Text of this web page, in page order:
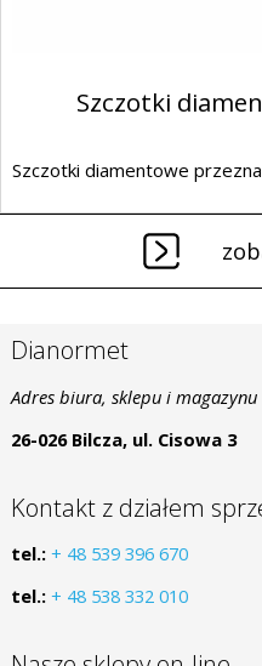
Szczotki
Szczotki diamentowe
Dianormet
Adres biura, sklepu i magazynu
26-026 Bilcza, ul. Cisowa 3
Kontakt z działem
tel.: + 48 539 396 670
tel.: + 48 538 332 010